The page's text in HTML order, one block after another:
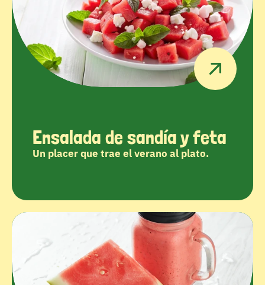
Ensalada de sandía y feta
Un placer que trae el verano al plato.